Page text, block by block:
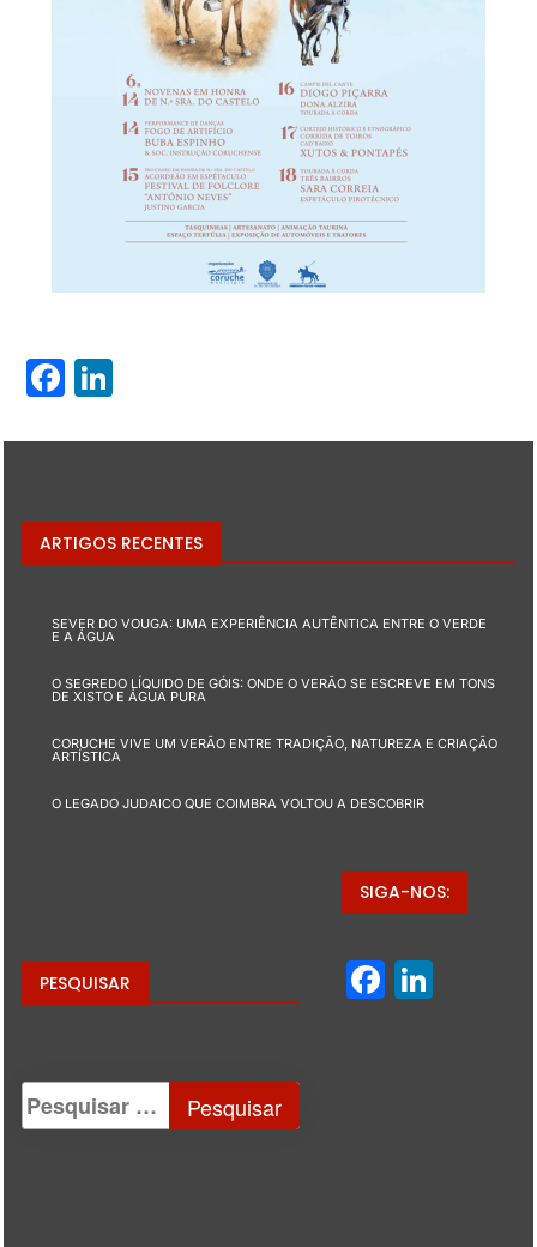
Facebook
ARTIGOS RECENTES
SEVER DO VOUGA: UMA EXPERIÊNCIA AUTÊNTICA ENTRE O VERDE
E A ÁGUA
O SEGREDO LÍQUIDO DE GÓIS: ONDE O VERÃO SE ESCREVE EM TONS
DE XISTO E ÁGUA PURA
CORUCHE VIVE UM VERÃO ENTRE TRADIÇÃO, NATUREZA E CRIAÇÃO
ARTÍSTICA
O LEGADO JUDAICO QUE COIMBRA VOLTOU A DESCOBRIR
PESQUISAR
SIGA-NOS: